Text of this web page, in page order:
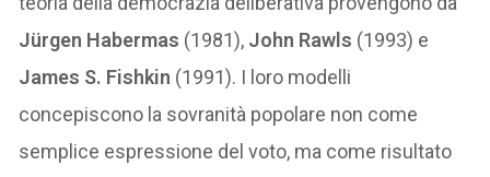
Jürgen Habermas (1981), John Rawls (1993) e
James S. Fishkin (1991). I loro modelli
concepiscono la sovranità popolare non come
semplice espressione del voto, ma come risultato